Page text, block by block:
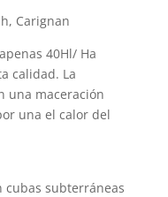
Carignan
40Hl/ Ha
calidad. La
una maceración
una el calor del
cubas subterráneas